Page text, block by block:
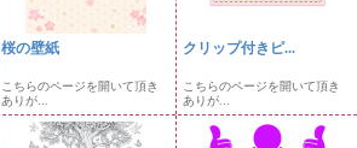
桜の壁紙
こちらのページを開いて頂き
ありが...
クリップ付きピ...
こちらのページを開いて頂き
ありが...